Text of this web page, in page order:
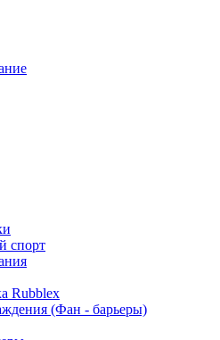
спорт
Rubblex
(Фан - барьеры)